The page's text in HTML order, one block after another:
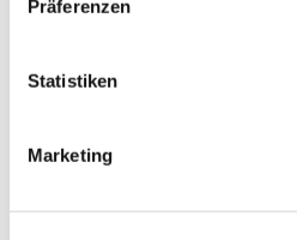
Präferenzen
Statistiken
Marketing